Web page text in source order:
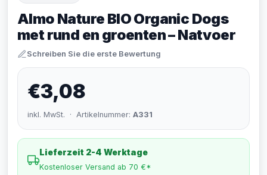
Almo Nature BIO Organic Dogs
met rund en groenten – Natvoer
Schreiben Sie die erste Bewertung
€3,08
inkl. MwSt. · Artikelnummer: A331
Lieferzeit 2-4 Werktage
Kostenloser Versand ab 70 €*